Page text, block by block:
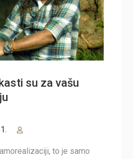
su za vašu
to je samo